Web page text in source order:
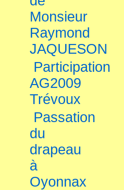
Monsieur
Raymond
JAQUESON
Participation
AG2009
Trévoux
Passation
du
drapeau
à
Oyonnax